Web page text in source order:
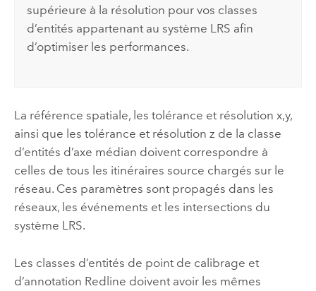
supérieure à la résolution pour vos classes
d’entités appartenant au système LRS afin
d’optimiser les performances.
La référence spatiale, les tolérance et résolution x,y,
ainsi que les tolérance et résolution z de la classe
d’entités d’axe médian doivent correspondre à
celles de tous les itinéraires source chargés sur le
réseau. Ces paramètres sont propagés dans les
réseaux, les événements et les intersections du
système LRS.
Les classes d’entités de point de calibrage et
d’annotation Redline doivent avoir les mêmes